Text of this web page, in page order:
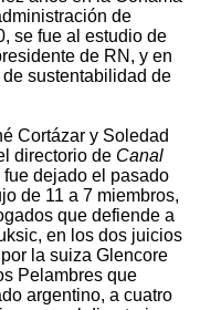
de
se fue al estudio de
de RN, y en
sustentabilidad de
Cortázar y Soledad
directorio de Canal
dejado el pasado
de 11 a 7 miembros,
que defiende a
en los dos juicios
la suiza Glencore
Pelambres que
argentino, a cuatro